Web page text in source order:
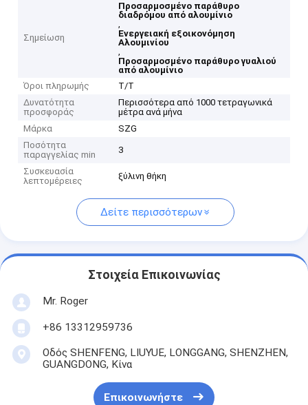
Σημείωση
Προσαρμοσμένο παράθυρο
διαδρόμου από αλουμίνιο
,
Ενεργειακή εξοικονόμηση
Αλουμινίου
,
Προσαρμοσμένο παράθυρο γυαλιού
από αλουμίνιο
Όροι πληρωμής
Τ/Τ
Δυνατότητα
προσφοράς
Περισσότερα από 1000 τετραγωνικά
μέτρα ανά μήνα
Μάρκα
SZG
Ποσότητα
παραγγελίας min
3
Συσκευασία
λεπτομέρειες
ξύλινη θήκη
Δείτε περισσότερων
Στοιχεία Επικοινωνίας
Mr. Roger
+86 13312959736
Οδός SHENFENG, LIUYUE, LONGGANG, SHENZHEN,
GUANGDONG, Κίνα
Επικοινωνήστε